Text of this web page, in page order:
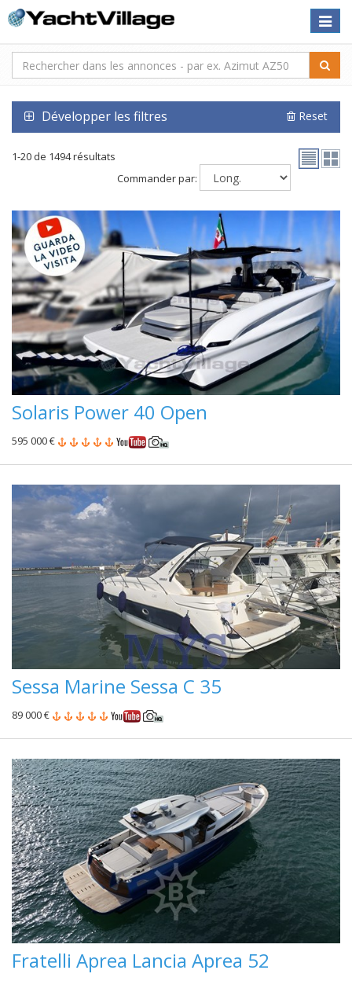
Toggle
Développer les filtres Reset
1-20 de 1494 résultats
Commander par:
Solaris Power 40 Open
595 000 €
Sessa Marine Sessa C 35
89 000 €
Fratelli Aprea Lancia Aprea 52